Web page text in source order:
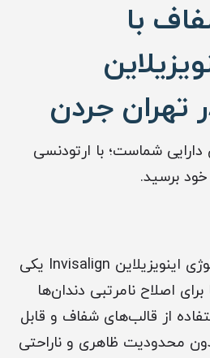
با
دارایی شماست؛ با ارتودنسی
برسید.
ارتودنسی شفاف با تکنولوژی اینویزیلاین Invisalign یکی
اصلاح نامرتبی دندان‌ها
از قالب‌های شفاف و قابل
محدودیت ظاهری و ناراحتی